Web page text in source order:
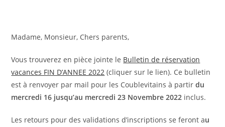
Madame, Monsieur, Chers parents,
Vous trouverez en pièce jointe le Bulletin de réservation
vacances FIN D’ANNEE 2022 (cliquer sur le lien). Ce bulletin
est à renvoyer par mail pour les Coublevitains à partirdu
mercredi 16 jusqu’au mercredi 23 Novembre 2022 inclus.
Les retours pour des validations d’inscriptions se feront au